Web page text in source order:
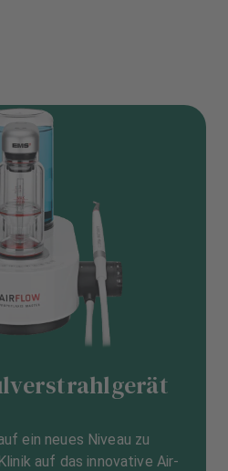
ein neues Niveau zu
auf das innovative Air-